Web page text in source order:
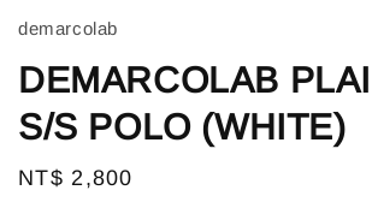
demarcolab
DEMARCOLAB
S/S POLO (WHITE)
Regular
NT$ 2,800